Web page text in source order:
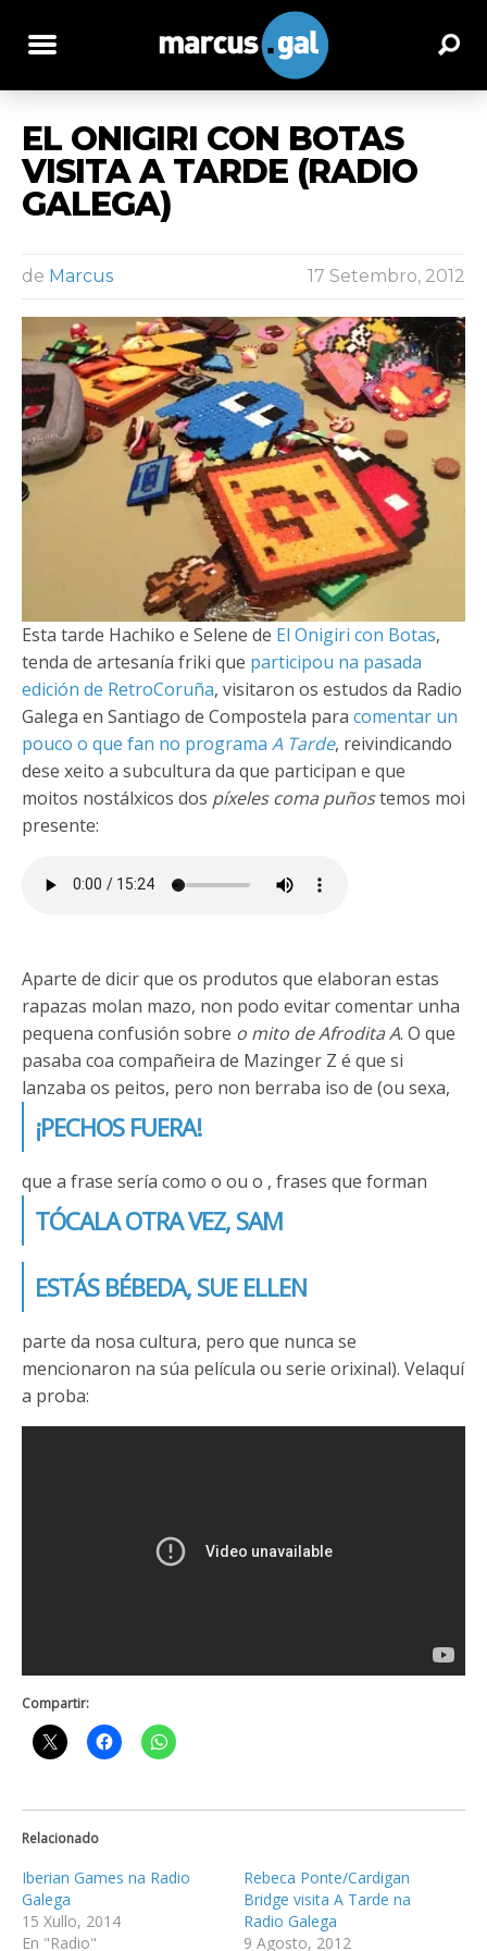
EL ONIGIRI CON BOTAS
VISITA A TARDE (RADIO
GALEGA)
de Marcus 17 Setembro, 2012
Esta tarde Hachiko e Selene de El Onigiri con Botas,
tenda de artesanía friki que participou na pasada
edición de RetroCoruña, visitaron os estudos da Radio
Galega en Santiago de Compostela para comentar un
pouco o que fan no programa A Tarde, reivindicando
dese xeito a subcultura da que participan e que
moitos nostálxicos dos píxeles coma puñostemos moi
presente:
Aparte de dicir que os produtos que elaboran estas
rapazas molan mazo, non podo evitar comentar unha
pequena confusión sobre o mito de Afrodita A. O que
pasaba coa compañeira de Mazinger Z é que si
lanzaba os peitos, pero non berraba iso de
¡PECHOS FUERA!
(ou sexa,
que a frase sería como o
TÓCALA OTRA VEZ, SAM
ou o
ESTÁS BÉBEDA, SUE ELLEN
, frases que forman
parte da nosa cultura, pero que nunca se
mencionaron na súa película ou serie orixinal). Velaquí
a proba:
Compartir:
Relacionado
Iberian Games na Radio
Galega
15 Xullo, 2014
En "Radio"
Rebeca Ponte/Cardigan
Bridge visita A Tarde na
Radio Galega
9 Agosto, 2012